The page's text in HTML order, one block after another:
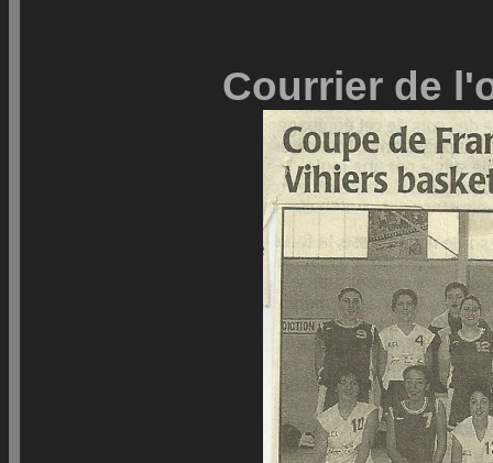
Courrier de